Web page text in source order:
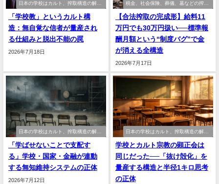
日本の学校はカルト、搾取構造の解
「学校教」というカルト構
造：無自覚な信者が量産され
る仕組みと脱出不能の罠
2026年7月18日
税金、社会保険、葬儀、墓などの搾取
【合法搾取の完成形】給料11
万円でも30万円扱い──標準報
酬月額という“制度バグ”で金
が消える全構造
2026年7月17日
日本の学校はカルト、搾取構造の解
「学ばせないことで支配す
る」学校・国家・金融が連動
する無知維持システムの正体
2026年7月12日
日本の学校はカルト、搾取構造の解
学校とカルト宗教の顕正会は
同じだった──「抜け殻化」を
量産する構造と半径1キロ思考
の正体